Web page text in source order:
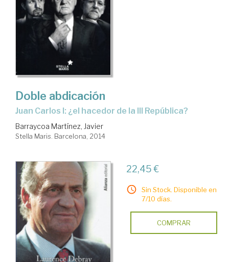
Doble abdicación
Juan Carlos I: ¿el hacedor de la III República?
Barraycoa Martínez, Javier
Stella Maris. Barcelona, 2014
22,45 €
Sin Stock. Disponible en
7/10 días.
COMPRAR